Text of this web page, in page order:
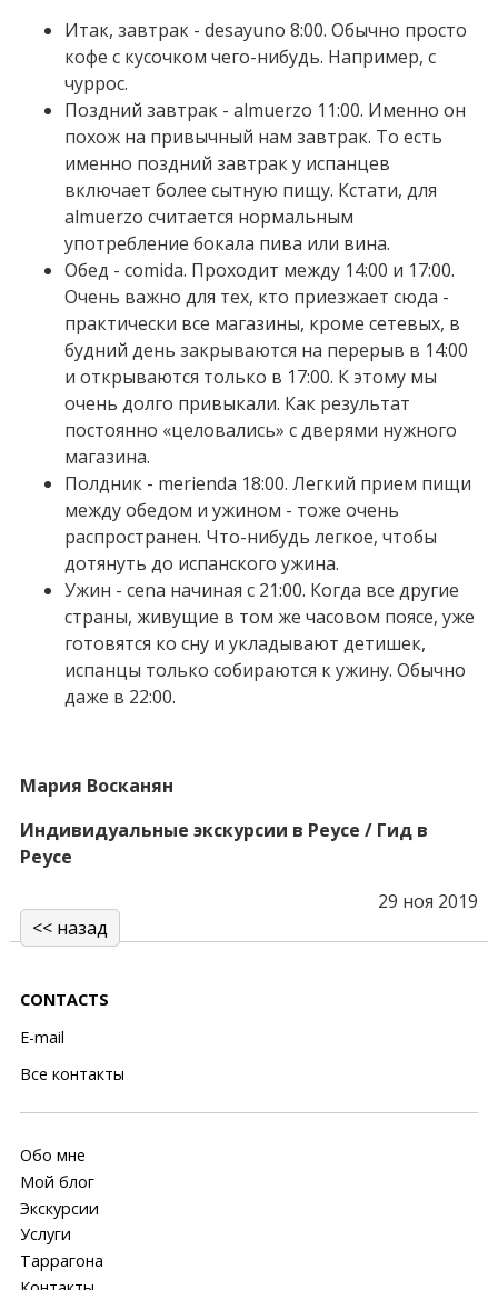
Итак, завтрак - desayuno 8:00. Обычно просто
кофе с кусочком чего-нибудь. Например, с
чуррос.
Поздний завтрак - almuerzo 11:00. Именно он
похож на привычный нам завтрак. То есть
именно поздний завтрак у испанцев
включает более сытную пищу. Кстати, для
almuerzo считается нормальным
употребление бокала пива или вина.
Обед - comida. Проходит между 14:00 и 17:00.
Очень важно для тех, кто приезжает сюда -
практически все магазины, кроме сетевых, в
будний день закрываются на перерыв в 14:00
и открываются только в 17:00. К этому мы
очень долго привыкали. Как результат
постоянно «целовались» с дверями нужного
магазина.
Полдник - merienda 18:00. Легкий прием пищи
между обедом и ужином - тоже очень
распространен. Что-нибудь легкое, чтобы
дотянуть до испанского ужина.
Ужин - cena начиная с 21:00. Когда все другие
страны, живущие в том же часовом поясе, уже
готовятся ко сну и укладывают детишек,
испанцы только собираются к ужину. Обычно
даже в 22:00.
Мария Восканян
Индивидуальные экскурсии в Реусе / Гид в
Реусе
29 ноя 2019
<< назад
CONTACTS
E-mail
Все контакты
Обо мне
Мой блог
Экскурсии
Услуги
Таррагона